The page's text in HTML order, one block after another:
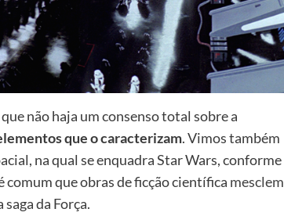
não haja um consenso total sobre a
que o caracterizam. Vimos também
na qual se enquadra Star Wars, conforme
que obras de ficção científica mesclem
da Força.